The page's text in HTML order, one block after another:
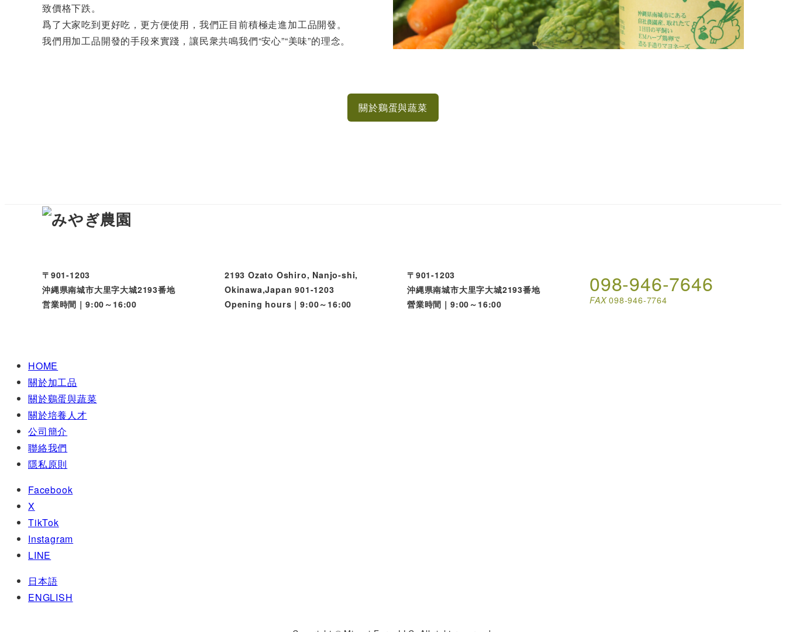
致價格下跌。
爲了大家吃到更好吃，更方便使用，我們正目前積極走進加工品開發。
我們用加工品開發的手段來實踐，讓民衆共鳴我們“安心”“美味”的理念。
關於鷄蛋與蔬菜
〒901-1203
沖縄県南城市大里字大城2193番地
営業時間｜9:00～16:00
2193 Ozato Oshiro, Nanjo-shi,
Okinawa,Japan 901-1203
Opening hours｜9:00～16:00
〒901-1203
沖縄県南城市大里字大城2193番地
營業時間｜9:00～16:00
098-946-7646
FAX098-946-7764
HOME
關於加工品
關於鷄蛋與蔬菜
關於培養人才
公司簡介
聯絡我們
隱私原則
Facebook
X
TikTok
Instagram
LINE
日本語
ENGLISH